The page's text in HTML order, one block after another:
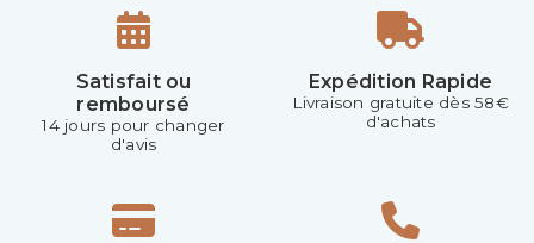
Satisfait ou
remboursé
14 jours pour changer
d'avis
Expédition Rapide
Livraison gratuite dès 58€
d'achats